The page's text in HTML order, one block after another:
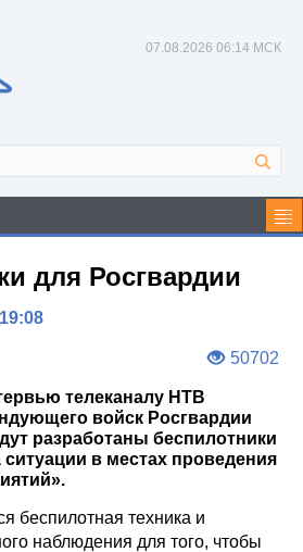
07.08.2026 06:14 МСК
для Росгвардии
50702
телеканалу НТВ
войск Росгвардии
разработаны беспилотники
в местах проведения
беспилотная техника и
наблюдения для того, чтобы